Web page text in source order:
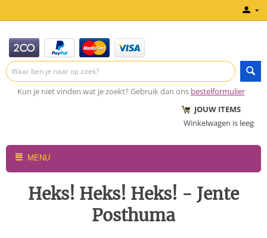
Kun je niet vinden wat je zoekt? Gebruik dan ons bestelformulier
JOUW ITEMS
Winkelwagen is leeg
MENU
Heks! Heks! Heks! - Jente
Posthuma